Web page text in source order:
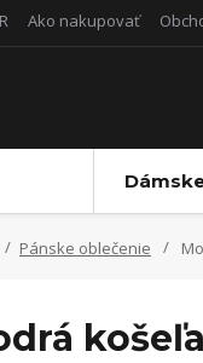
Ako nakupovať
Pánske oblečenie